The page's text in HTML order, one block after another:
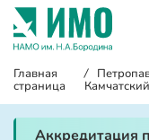
Главная
страница
/
Камчатский
Аккредитация